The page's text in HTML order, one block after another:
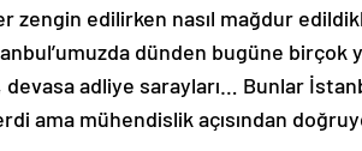
zengin edilirken nasıl mağdur
dünden bugüne birçok
adliye sarayları… Bunlar
ama mühendislik açısından